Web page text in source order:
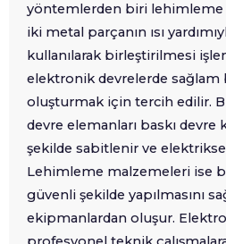
yöntemlerden biri lehimleme
iki metal parçanın ısı
kullanılarak birleştirilmesi
elektronik devrelerde sağlam
oluşturmak için tercih edilir.
devre elemanları baskı devre
şekilde sabitlenir ve
Lehimleme malzemeleri ise
güvenli şekilde yapılmasını
ekipmanlardan oluşur.